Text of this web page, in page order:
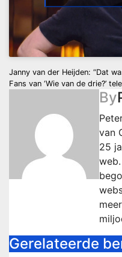
Janny van der Heijden: “Dat
Fans van ‘Wie van de drie?’
By
van
25
Gerelateerde